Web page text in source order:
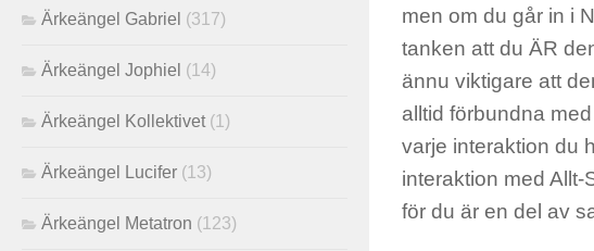
men om du går in i
tanken att du ÄR
ännu viktigare att
alltid förbundna
varje interaktion du
interaktion med Allt-
för du är en del av
Ärkeängel Gabriel (317)
Ärkeängel Jophiel (14)
Ärkeängel Kollektivet (1)
Ärkeängel Lucifer (13)
Ärkeängel Metatron (123)